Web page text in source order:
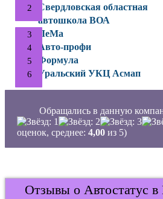
Свердловская областная
автошкола ВОА
ЛеМа
Авто-профи
Формула
Уральский УКЦ Асмап
Обращались в данную
оценок, среднее: 4,00 из 5)
Отзывы о Автостатус в